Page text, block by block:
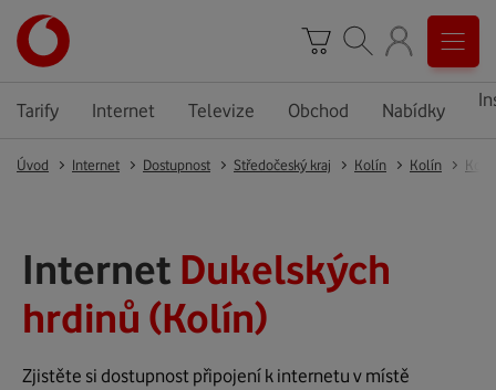
Tarify Internet Televize Obchod Nabídky
Úvod Internet Dostupnost Středočeský kraj Kolín Kolín
Internet Dukelských
hrdinů (Kolín)
Zjistěte si dostupnost připojení k internetu v místě